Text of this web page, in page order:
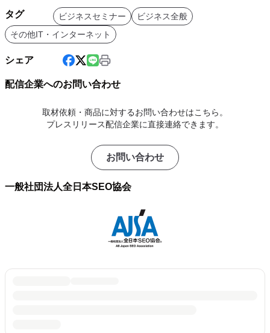
タグ ビジネスセミナー
ビジネス全般
その他IT・インターネット
シェア
配信企業へのお問い合わせ
取材依頼・商品に対するお問い合わせはこちら。
プレスリリース配信企業に直接連絡できます。
お問い合わせ
一般社団法人全日本SEO協会